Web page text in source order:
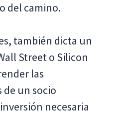
del camino.
también dicta un
Street o Silicon
las
un socio
necesaria